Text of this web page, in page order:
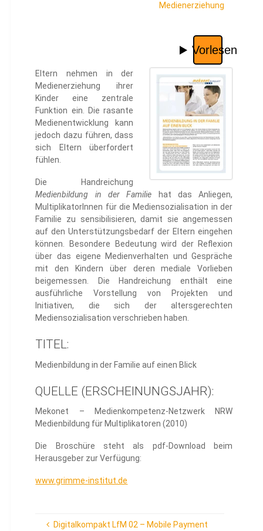
Medienerziehung
Eltern nehmen in der
Medienerziehung ihrer
Kinder eine zentrale
Funktion ein. Die rasante
Medienentwicklung kann
jedoch dazu führen, dass
sich Eltern überfordert
fühlen.
Die Handreichung
Medienbildung in der Familie
hat das Anliegen,
MultiplikatorInnen für die Mediensozialisation in der
Familie zu sensibilisieren, damit sie angemessen
auf den Unterstützungsbedarf der Eltern eingehen
können. Besondere Bedeutung wird der Reflexion
über das eigene Medienverhalten und Gespräche
mit den Kindern über deren mediale Vorlieben
beigemessen. Die Handreichung enthält eine
ausführliche Vorstellung von Projekten und
Initiativen, die sich der altersgerechten
Mediensozialisation verschrieben haben.
TITEL:
Medienbildung in der Familie auf einen Blick
QUELLE (ERSCHEINUNGSJAHR):
Mekonet – Medienkompetenz-Netzwerk NRW
Medienbildung für Multiplikatoren (2010)
Die Broschüre steht als pdf-Download beim
Herausgeber zur Verfügung:
www.grimme-institut.de
Digitalkompakt LfM 02 – Mobile Payment